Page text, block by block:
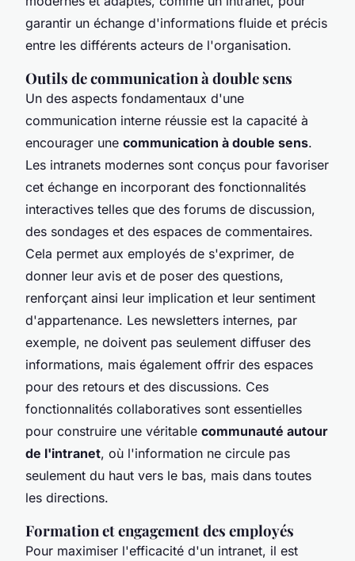
garantir un échange d'informations fluide et précis
entre les différents acteurs de l'organisation.
Outils de communication à double sens
Un des aspects fondamentaux d'une
communication interne réussie est la capacité à
encourager une communication à double sens.
Les intranets modernes sont conçus pour favoriser
cet échange en incorporant des fonctionnalités
interactives telles que des forums de discussion,
des sondages et des espaces de commentaires.
Cela permet aux employés de s'exprimer, de
donner leur avis et de poser des questions,
renforçant ainsi leur implication et leur sentiment
d'appartenance. Les newsletters internes, par
exemple, ne doivent pas seulement diffuser des
informations, mais également offrir des espaces
pour des retours et des discussions. Ces
fonctionnalités collaboratives sont essentielles
pour construire une véritable communauté autour
de l'intranet, où l'information ne circule pas
seulement du haut vers le bas, mais dans toutes
les directions.
Formation et engagement des employés
Pour maximiser l'efficacité d'un intranet, il est